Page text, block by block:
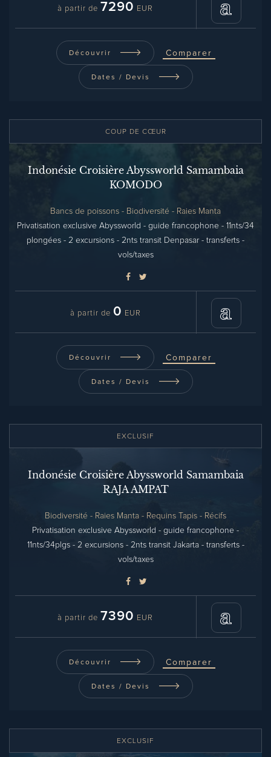
à partir de 7290 EUR
Découvrir Comparer
Dates / Devis
COUP DE CŒUR
Indonésie Croisière Abyssworld Samambaia
KOMODO
Bancs de poissons - Biodiversité - Raies Manta
Privatisation exclusive Abyssworld - guide francophone - 11nts/34
plongées - 2 excursions - 2nts transit Denpasar - transferts -
vols/taxes
à partir de 0 EUR
Découvrir Comparer
Dates / Devis
EXCLUSIF
Indonésie Croisière Abyssworld Samambaia
RAJA AMPAT
Biodiversité - Raies Manta - Requins Tapis - Récifs
Privatisation exclusive Abyssworld - guide francophone -
11nts/34plgs - 2 excursions - 2nts transit Jakarta - transferts -
vols/taxes
à partir de 7390 EUR
Découvrir Comparer
Dates / Devis
EXCLUSIF